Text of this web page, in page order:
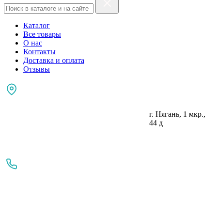
Каталог
Все товары
О нас
Контакты
Доставка и оплата
Отзывы
г. Нягань, 1 мкр.,
44 д